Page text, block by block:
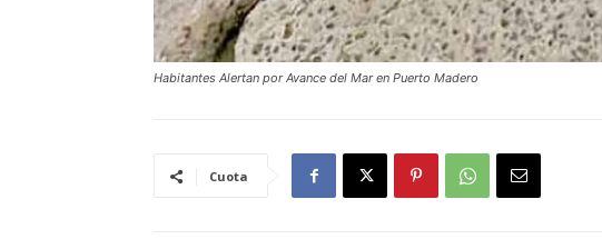
Habitantes Alertan por Avance del Mar en Puerto Madero
Cuota